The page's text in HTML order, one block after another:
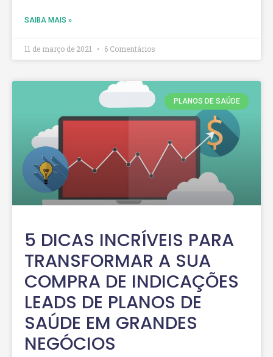
SAIBA MAIS »
11 de março de 2021 6 Comentários
PLANOS DE SAÚDE
5 DICAS INCRÍVEIS PARA
TRANSFORMAR A SUA
COMPRA DE INDICAÇÕES
LEADS DE PLANOS DE
SAÚDE EM GRANDES
NEGÓCIOS